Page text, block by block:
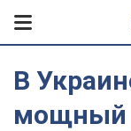
В
мощный